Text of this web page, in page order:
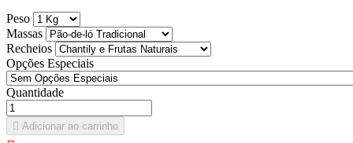
Peso
Massas
Recheios
Opções Especiais
Quantidade
 Adicionar ao carrinho